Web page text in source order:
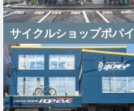
サイクルショップポパイ